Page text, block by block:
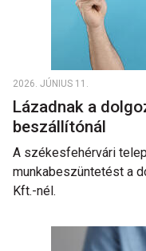
2026. JÚNIUS 11.
Lázadnak a
beszállítónál
A székesfehérvári
munkabeszüntetést a
Kft.-nél.